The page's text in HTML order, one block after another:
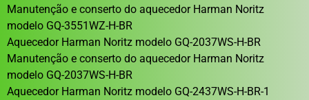
Manutenção e conserto do aquecedor Harman Noritz
modelo GQ-3551WZ-H-BR
Aquecedor Harman Noritz modelo GQ-2037WS-H-BR
Manutenção e conserto do aquecedor Harman Noritz
modelo GQ-2037WS-H-BR
Aquecedor Harman Noritz modelo GQ-2437WS-H-BR-1